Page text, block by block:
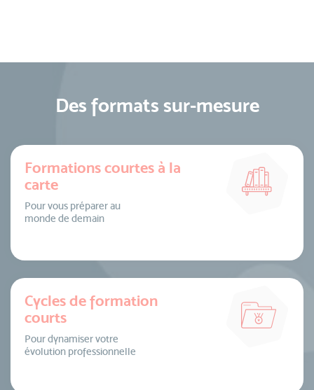
Des formats sur-mesure
Formations courtes à la
carte
Pour vous préparer au
monde de demain
Cycles de formation
courts
Pour dynamiser votre
évolution professionnelle